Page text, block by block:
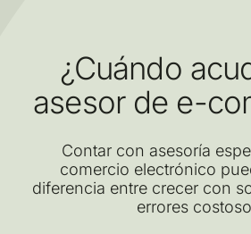
¿Cuándo
asesor de e-
Contar con asesoría
comercio electrónico
diferencia entre crecer con
errores